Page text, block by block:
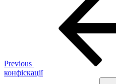
Previous
конфіскації